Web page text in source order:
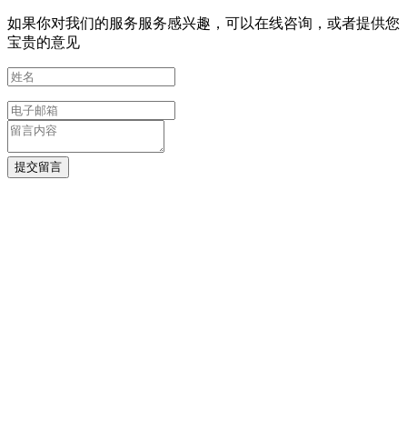
如果你对我们的服务服务感兴趣，可以在线咨询，或者提供您
宝贵的意见
提交留言